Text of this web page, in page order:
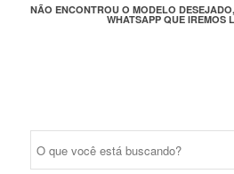
NÃO ENCONTROU O MODELO
WHATSAPP QUE IREMOS